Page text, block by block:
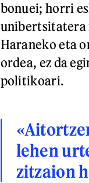
bonuei; horri
unibertsitatera
Haraneko eta
ordea, ez da
politikoari.
lehen
zitzaion